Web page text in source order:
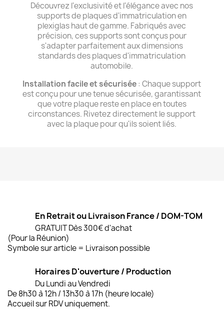
Découvrez l'exclusivité et l'élégance avec nos
supports de plaques d'immatriculation en
plexiglas haut de gamme. Fabriqués avec
précision, ces supports sont conçus pour
s'adapter parfaitement aux dimensions
standards des plaques d'immatriculation
automobile.
Installation facile et sécurisée: Chaque support
est conçu pour une tenue sécurisée, garantissant
que votre plaque reste en place en toutes
circonstances. Rivetez directement le support
avec la plaque pour qu'ils soient liés.
En Retrait ou Livraison France / DOM-TOM
GRATUIT Dès 300€ d'achat
(Pour la Réunion)
Symbole sur article = Livraison possible
Horaires D'ouverture / Production
Du Lundi au Vendredi
De 8h30 à 12h / 13h30 à 17h (heure locale)
Accueil sur RDV uniquement.